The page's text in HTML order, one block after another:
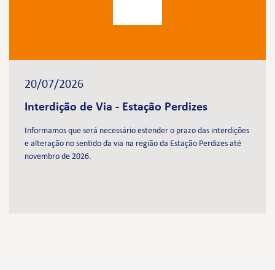
20/07/2026
Interdição de Via - Estação Perdizes
Informamos que será necessário estender o prazo das interdições
e alteração no sentido da via na região da Estação Perdizes até
novembro de 2026.